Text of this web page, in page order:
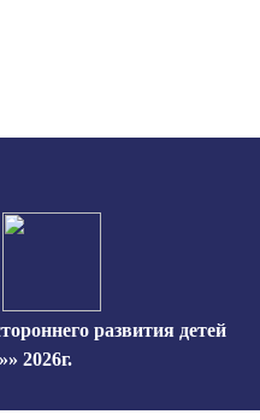
развития детей
2026г.